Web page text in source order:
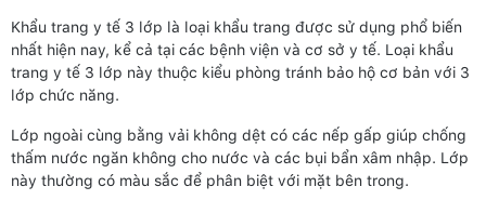
Khẩu trang y tế 3 lớp là loại khẩu trang được sử dụng phổ biến
nhất hiện nay, kể cả tại các bệnh viện và cơ sở y tế. Loại khẩu
trang y tế 3 lớp này thuộc kiểu phòng tránh bảo hộ cơ bản với 3
lớp chức năng.
Lớp ngoài cùng bằng vải không dệt có các nếp gấp giúp chống
thấm nước ngăn không cho nước và các bụi bẩn xâm nhập. Lớp
này thường có màu sắc để phân biệt với mặt bên trong.